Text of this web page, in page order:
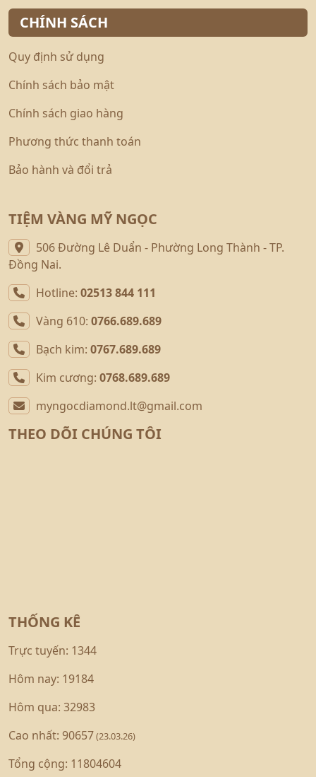
CHÍNH SÁCH
Quy định sử dụng
Chính sách bảo mật
Chính sách giao hàng
Phương thức thanh toán
Bảo hành và đổi trả
TIỆM VÀNG MỸ NGỌC
506 Đường Lê Duẩn - Phường Long Thành - TP.
Đồng Nai.
Hotline: 02513 844 111
Vàng 610: 0766.689.689
Bạch kim: 0767.689.689
Kim cương: 0768.689.689
myngocdiamond.lt@gmail.com
THEO DÕI CHÚNG TÔI
THỐNG KÊ
Trực tuyến: 1344
Hôm nay: 19184
Hôm qua: 32983
Cao nhất: 90657(23.03.26)
Tổng cộng: 11804604